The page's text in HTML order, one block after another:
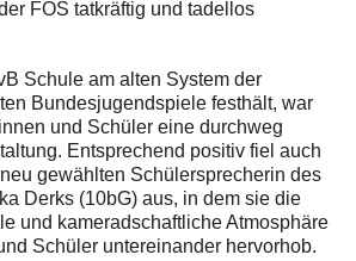
FOS tatkräftig und tadellos
Schule am alten System der
Bundesjugendspiele festhält, war
und Schüler eine durchweg
Entsprechend positiv fiel auch
gewählten Schülersprecherin des
Derks (10bG) aus, in dem sie die
und kameradschaftliche Atmosphäre
Schüler untereinander hervorhob.